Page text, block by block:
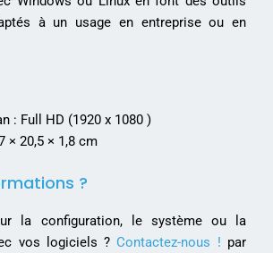
à un usage en entreprise ou en
: Full HD (1920 x 1080 )
× 20,5 × 1,8 cm
?
la configuration, le système ou la
vos logiciels ?Contactez-nous ! par